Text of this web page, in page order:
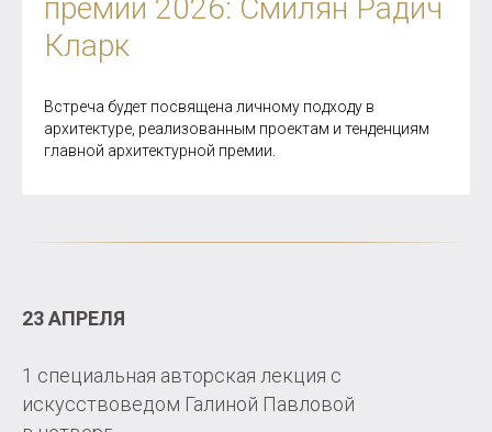
премии 2026: Смилян Радич
Кларк
Встреча будет посвящена личному подходу в
архитектуре, реализованным проектам и тенденциям
главной архитектурной премии.
23 АПРЕЛЯ
1 специальная авторская лекция с
искусствоведом Галиной Павловой